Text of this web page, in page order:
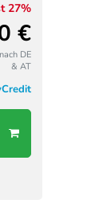
27%
€
nach DE
& AT